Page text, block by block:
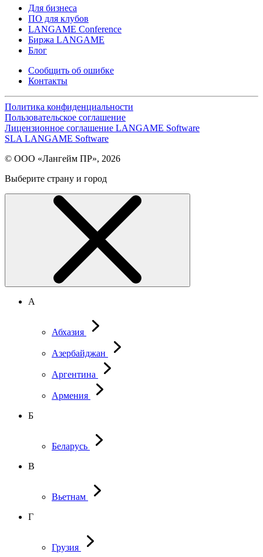
Для бизнеса
ПО для клубов
LANGAME Conference
Биржа LANGAME
Блог
Сообщить об ошибке
Контакты
Политика конфиденциальности
Пользовательское соглашение
Лицензионное соглашение LANGAME Software
SLA LANGAME Software
© ООО «Лангейм ПР», 2026
Выберите страну и город
А
Абхазия
Азербайджан
Аргентина
Армения
Б
Беларусь
В
Вьетнам
Г
Грузия